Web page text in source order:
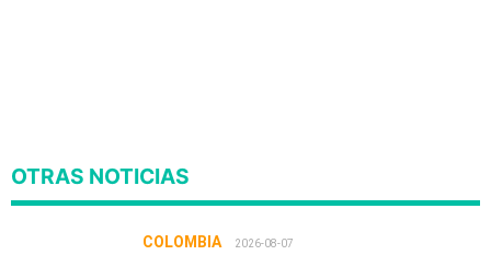
OTRAS NOTICIAS
COLOMBIA 2026-08-07